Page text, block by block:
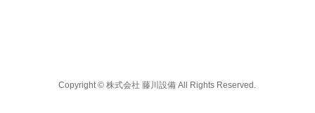
Copyright ©株式会社 藤川設備 All Rights Reserved.